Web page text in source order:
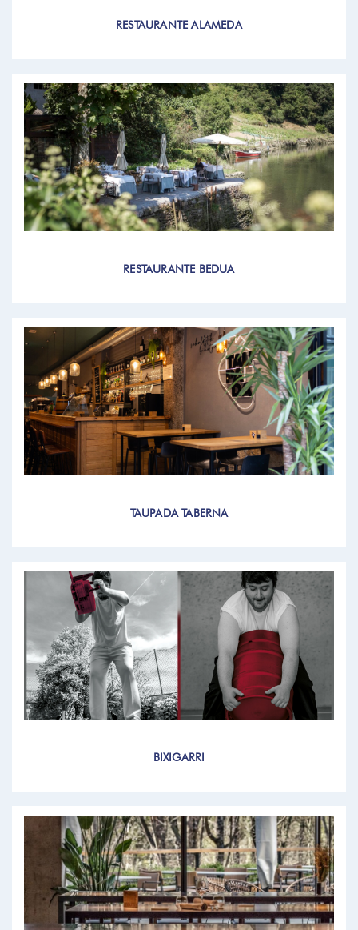
RESTAURANTE ALAMEDA
RESTAURANTE BEDUA
TAUPADA TABERNA
BIXIGARRI